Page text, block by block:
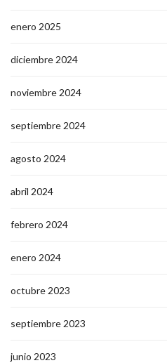
abril 2025
marzo 2025
enero 2025
diciembre 2024
noviembre 2024
septiembre 2024
agosto 2024
abril 2024
febrero 2024
enero 2024
octubre 2023